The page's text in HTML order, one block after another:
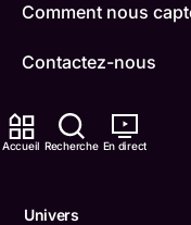
Accueil Recherche En direct
Univers
Comment nous
Contactez-nous
ONFR
Boukili